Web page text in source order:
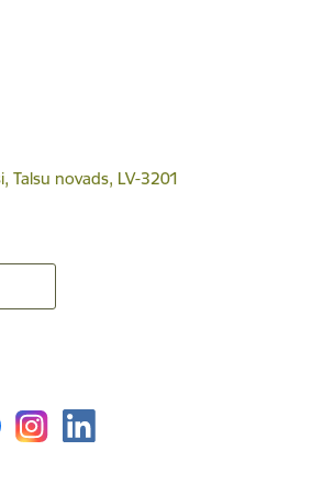
Talsu novads, LV-3201